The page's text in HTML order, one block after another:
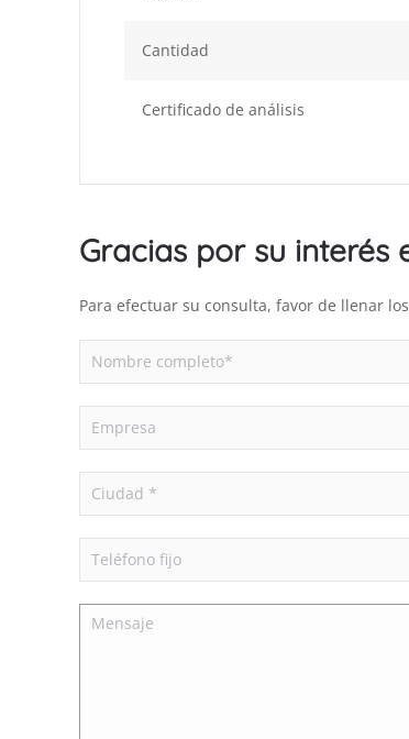
Cantidad
Certificado de análisis
Gracias por su interés
Para efectuar su consulta, favor de llenar